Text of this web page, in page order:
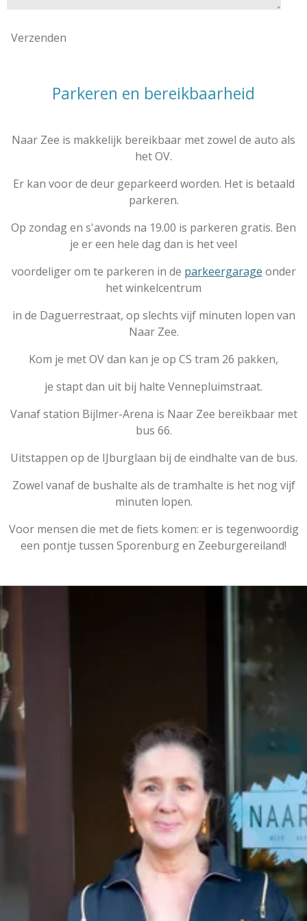
Verzenden
Parkeren en bereikbaarheid
Naar Zee is makkelijk bereikbaar met zowel de auto als
het OV.
Er kan voor de deur geparkeerd worden. Het is betaald
parkeren.
Op zondag en s'avonds na 19.00 is parkeren gratis. Ben
je er een hele dag dan is het veel
voordeliger om te parkeren in de parkeergarage onder
het winkelcentrum
in de Daguerrestraat, op slechts vijf minuten lopen van
Naar Zee.
Kom je met OV dan kan je op CS tram 26 pakken,
je stapt dan uit bij halte Vennepluimstraat.
Vanaf station Bijlmer-Arena is Naar Zee bereikbaar met
bus 66.
Uitstappen op de IJburglaan bij de eindhalte van de bus.
Zowel vanaf de bushalte als de tramhalte is het nog vijf
minuten lopen.
Voor mensen die met de fiets komen: er is tegenwoordig
een pontje tussen Sporenburg en Zeeburgereiland!